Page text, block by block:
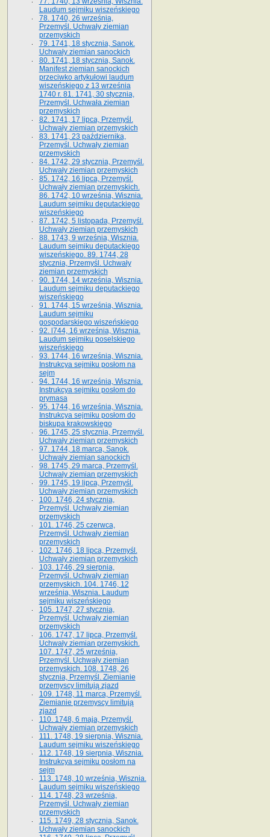
Laudum sejmiku wiszeńskiego
78. 1740, 26 września,
Przemyśl. Uchwały ziemian
przemyskich
79. 1741, 18 stycznia, Sanok.
Uchwały ziemian sanockich
80. 1741, 18 stycznia, Sanok.
Manifest ziemian sanockich
przeciwko artykułowi laudum
wiszeńskiego z 13 wrze­śnia
1740 r. 81. 1741, 30 stycznia,
Przemyśl. Uchwała ziemian
przemyskich
82. 1741, 17 lipca, Przemyśl.
Uchwały ziemian przemyskich
83. 1741, 23 października,
Przemyśl. Uchwały ziemian
przemyskich
84. 1742, 29 stycznia, Przemyśl.
Uchwały ziemian przemyskich
85. 1742, 16 lipca, Przemyśl.
Uchwały ziemian przemyskich.
86. 1742, 10 września, Wisznia.
Laudum sejmiku deputackiego
wiszeńskiego
87. 1742, 5 listopada, Przemyśl.
Uchwały ziemian przemyskich
88. 1743, 9 września, Wisznia.
Laudum sejmiku deputackiego
wiszeńskiego. 89. 1744, 28
stycznia, Przemyśl. Uchwały
ziemian przemyskich
90. 1744, 14 września, Wisznia.
Laudum sejmiku deputackiego
wiszeńskiego
91. 1744, 15 września, Wisznia.
Laudum sejmiku
gospodarskiego wiszeńskiego
92. l744, 16 września, Wisznia.
Laudum sejmiku poselskiego
wiszeńskiego
93. 1744, 16 września, Wisznia.
Instrukcya sejmiku posłom na
sejm
94. 1744, 16 września, Wisznia.
Instrukcya sejmiku posłom do
prymasa
95. 1744, 16 września, Wisznia.
Instrukcya sejmiku posłom do
biskupa krakowskiego
96. 1745, 25 stycznia, Przemyśl.
Uchwały ziemian przemyskich
97. 1744, 18 marca, Sanok.
Uchwały ziemian sanockich
98. 1745, 29 marca, Przemyśl.
Uchwały ziemian przemyskich
99. 1745, 19 lipca, Przemyśl.
Uchwały ziemian przemyskich
100. 1746, 24 stycznia,
Przemyśl. Uchwały ziemian
przemyskich
101. 1746, 25 czerwca,
Przemyśl. Uchwały ziemian
przemyskich
102. 1746, 18 lipca, Przemyśl.
Uchwały ziemian przemyskich
103. 1746, 29 sierpnia,
Przemyśl. Uchwały ziemian
przemyskich. 104. 1746, 12
września, Wisznia. Laudum
sejmiku wiszeńskiego
105. 1747, 27 stycznia,
Przemyśl. Uchwały ziemian
przemyskich
106. 1747, 17 lipca, Przemyśl.
Uchwały ziemian przemyskich.
107. 1747, 25 września,
Przemyśl. Uchwały ziemian
przemyskich. 108. 1748, 26
stycznia, Przemyśl. Ziemianie
przemyscy limitują zjazd
109. 1748, 11 marca, Przemyśl.
Ziemianie przemyscy limitują
zjazd
110. 1748, 6 maja, Przemyśl.
Uchwały ziemian przemyskich
111. 1748, 19 sierpnia, Wisznia.
Laudum sejmiku wiszeńskiego
112. 1748, 19 sierpnia, Wisznia.
Instrukcya sejmiku posłom na
sejm
113. 1748, 10 września, Wisznia.
Laudum sejmiku wiszeńskiego
114. 1748, 23 września,
Przemyśl. Uchwały ziemian
przemyskich
115. 1749, 28 stycznia, Sanok.
Uchwały ziemian sanockich